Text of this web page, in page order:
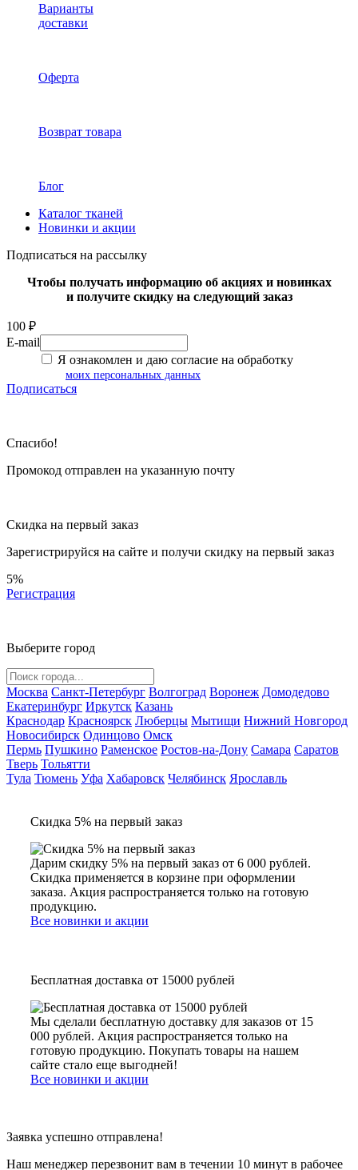
Варианты
доставки
Оферта
Возврат товара
Блог
Каталог тканей
Новинки и акции
Подписаться на рассылку
Чтобы получать информацию об акциях и новинках
и получите скидку на следующий заказ
100 ₽
E-mail
Я ознакомлен и даю согласие на обработку
моих персональных данных
Подписаться
Спасибо!
Промокод отправлен на указанную почту
Скидка на первый заказ
Зарегистрируйся на сайте и получи скидку на первый заказ
5%
Регистрация
Выберите город
Москва Санкт-Петербург Волгоград Воронеж Домодедово
Екатеринбург Иркутск Казань
Краснодар Красноярск Люберцы Мытищи Нижний Новгород
Новосибирск Одинцово Омск
Пермь Пушкино Раменское Ростов-на-Дону Самара Саратов
Тверь Тольятти
Тула Тюмень Уфа Хабаровск Челябинск Ярославль
Скидка 5% на первый заказ
Дарим скидку 5% на первый заказ от 6 000 рублей.
Скидка применяется в корзине при оформлении
заказа. Акция распространяется только на готовую
продукцию.
Все новинки и акции
Бесплатная доставка от 15000 рублей
Мы сделали бесплатную доставку для заказов от 15
000 рублей. Акция распространяется только на
готовую продукцию. Покупать товары на нашем
сайте стало еще выгодней!
Все новинки и акции
Заявка успешно отправлена!
Наш менеджер перезвонит вам в течении 10 минут в рабочее